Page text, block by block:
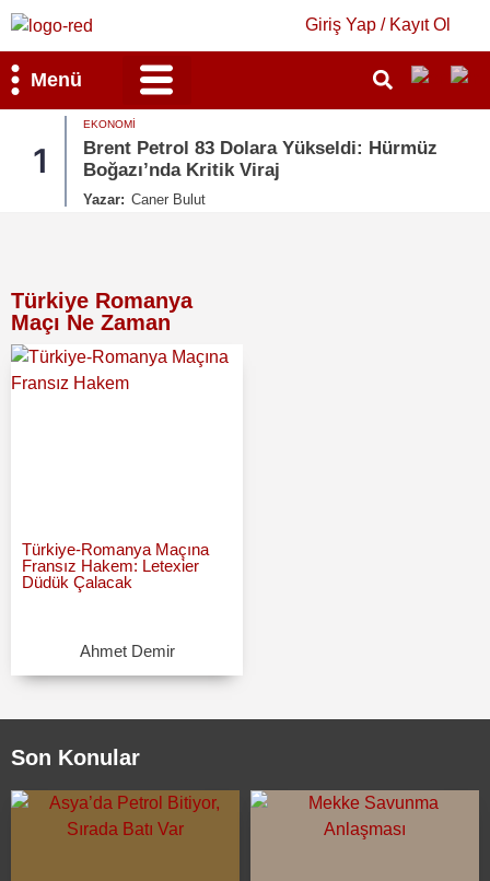
Giriş Yap / Kayıt Ol
Menü
EKONOMI
Brent Petrol 83 Dolara Yükseldi: Hürmüz
Boğazı’nda Kritik Viraj
Yazar: Caner Bulut
Türkiye Romanya
Maçı Ne Zaman
Türkiye-Romanya Maçına
Fransız Hakem: Letexier
Düdük Çalacak
Ahmet Demir
Son Konular